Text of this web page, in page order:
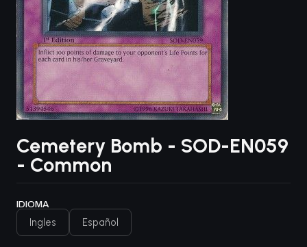
Cemetery Bomb - SOD-EN059
- Common
IDIOMA
Ingles Español